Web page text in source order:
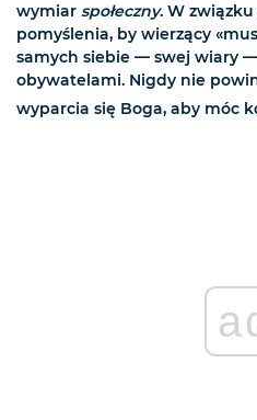
wymiar społeczny. W
pomyślenia, by wierzący
samych siebie — swej wiary
obywatelami. Nigdy nie
wyparcia się Boga, aby móc